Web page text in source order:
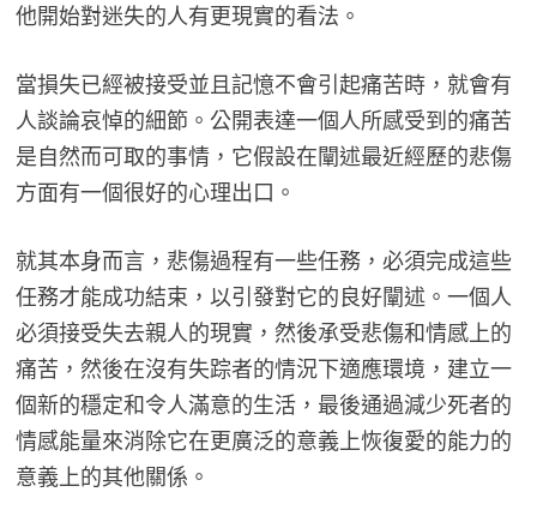
他開始對迷失的人有更現實的看法。
當損失已經被接受並且記憶不會引起痛苦時，就會有
人談論哀悼的細節。公開表達一個人所感受到的痛苦
是自然而可取的事情，它假設在闡述最近經歷的悲傷
方面有一個很好的心理出口。
就其本身而言，悲傷過程有一些任務，必須完成這些
任務才能成功結束，以引發對它的良好闡述。一個人
必須接受失去親人的現實，然後承受悲傷和情感上的
痛苦，然後在沒有失踪者的情況下適應環境，建立一
個新的穩定和令人滿意的生活，最後通過減少死者的
情感能量來消除它在更廣泛的意義上恢復愛的能力的
意義上的其他關係。